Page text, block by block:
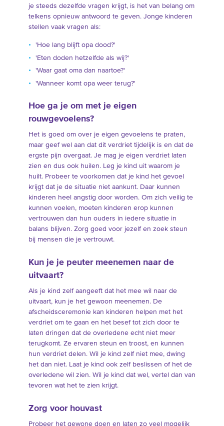
je steeds dezelfde vragen krijgt, is het van belang om
telkens opnieuw antwoord te geven. Jonge kinderen
stellen vaak vragen als:
'Hoe lang blijft opa dood?'
'Eten doden hetzelfde als wij?'
'Waar gaat oma dan naartoe?'
'Wanneer komt opa weer terug?'
Hoe ga je om met je eigen
rouwgevoelens?
Het is goed om over je eigen gevoelens te praten,
maar geef wel aan dat dit verdriet tijdelijk is en dat de
ergste pijn overgaat. Je mag je eigen verdriet laten
zien en dus ook huilen. Leg je kind uit waarom je
huilt. Probeer te voorkomen dat je kind het gevoel
krijgt dat je de situatie niet aankunt. Daar kunnen
kinderen heel angstig door worden. Om zich veilig te
kunnen voelen, moeten kinderen erop kunnen
vertrouwen dan hun ouders in iedere situatie in
balans blijven. Zorg goed voor jezelf en zoek steun
bij mensen die je vertrouwt.
Kun je je peuter meenemen naar de
uitvaart?
Als je kind zelf aangeeft dat het mee wil naar de
uitvaart, kun je het gewoon meenemen. De
afscheidsceremonie kan kinderen helpen met het
verdriet om te gaan en het besef tot zich door te
laten dringen dat de overledene echt niet meer
terugkomt. Ze ervaren steun en troost, en kunnen
hun verdriet delen. Wil je kind zelf niet mee, dwing
het dan niet. Laat je kind ook zelf beslissen of het de
overledene wil zien. Wil je kind dat wel, vertel dan van
tevoren wat het te zien krijgt.
Zorg voor houvast
Probeer het gewone doen en laten zo veel mogelijk